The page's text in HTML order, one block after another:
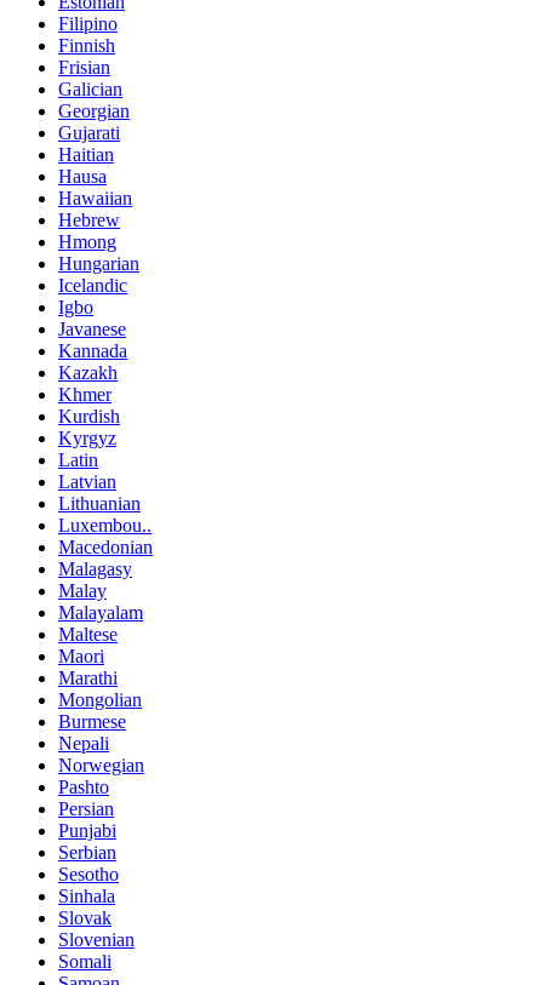
Filipino
Finnish
Frisian
Galician
Georgian
Gujarati
Haitian
Hausa
Hawaiian
Hebrew
Hmong
Hungarian
Icelandic
Igbo
Javanese
Kannada
Kazakh
Khmer
Kurdish
Kyrgyz
Latin
Latvian
Lithuanian
Luxembou..
Macedonian
Malagasy
Malay
Malayalam
Maltese
Maori
Marathi
Mongolian
Burmese
Nepali
Norwegian
Pashto
Persian
Punjabi
Serbian
Sesotho
Sinhala
Slovak
Slovenian
Somali